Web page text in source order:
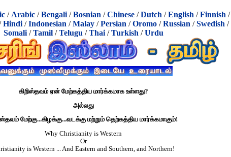
/ Arabic /Bengali /Bosnian /Chinese /Dutch /English /Finnish /
Hindi /Indonesian /Malay /Persian /Oromo /Russian /Swedish /
Somali/Tamil/Telugu /Thai/Turkish /Urdu
கிறிஸ்தவம் ஏன் மேற்கத்திய மார்க்கமாக உள்ளது?
அல்லது
மேற்கு...கிழக்கு...வடக்கு ம‌ற்றும் தெற்கத்திய மார்க்கமாகும்!
Why Christianity is Western
Or
is Western ... And Eastern and Southern, and Northern!